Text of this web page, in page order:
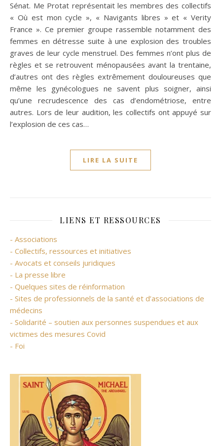
Sénat. Me Protat représentait les membres des collectifs
« Où est mon cycle », « Navigants libres » et « Verity
France ». Ce premier groupe rassemble notamment des
femmes en détresse suite à une explosion des troubles
graves de leur cycle menstruel. Des femmes n’ont plus de
règles et se retrouvent ménopausées avant la trentaine,
d’autres ont des règles extrêmement douloureuses que
même les gynécologues ne savent plus soigner, ainsi
qu’une recrudescence des cas d’endométriose, entre
autres. Lors de leur audition, les collectifs ont appuyé sur
l’explosion de ces cas…
LIRE LA SUITE
LIENS ET RESSOURCES
- Associations
- Collectifs, ressources et initiatives
- Avocats et conseils juridiques
- La presse libre
- Quelques sites de réinformation
- Sites de professionnels de la santé et d’associations de
médecins
- Solidarité – soutien aux personnes suspendues et aux
victimes des mesures Covid
- Foi